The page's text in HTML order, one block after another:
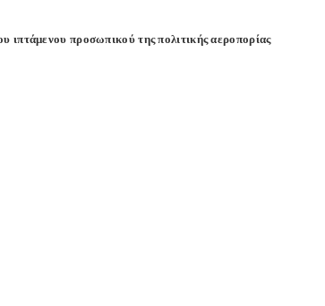
ιπτάμενου προσωπικού της πολιτικής αεροπορίας